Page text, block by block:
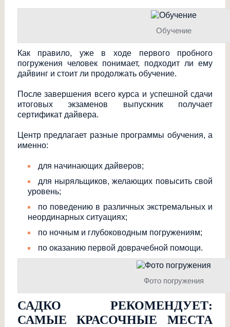
Обучение
Как правило, уже в ходе первого пробного
погружения человек понимает, подходит ли ему
дайвинг и стоит ли продолжать обучение.
После завершения всего курса и успешной сдачи
итоговых экзаменов выпускник получает
сертификат дайвера.
Центр предлагает разные программы обучения, а
именно:
для начинающих дайверов;
для ныряльщиков, желающих повысить свой
уровень;
по поведению в различных экстремальных и
неординарных ситуациях;
по ночным и глубоководным погружениям;
по оказанию первой доврачебной помощи.
Фото погружения
САДКО РЕКОМЕНДУЕТ:
САМЫЕ КРАСОЧНЫЕ МЕСТА